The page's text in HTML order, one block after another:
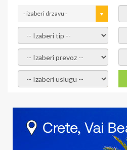
- izaberi drzavu -
- izaberi tip -
- izaberi prevoz -
- Izaberite uslugu -